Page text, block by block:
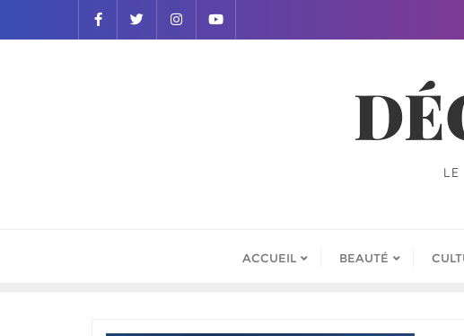
ACCUEIL BEAUTÉ